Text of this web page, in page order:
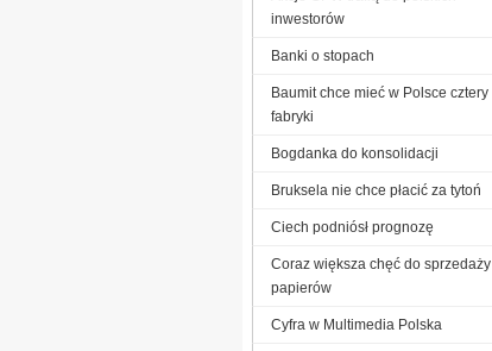
inwestorów
Banki o stopach
Baumit chce mieć w Polsce cztery
fabryki
Bogdanka do konsolidacji
Bruksela nie chce płacić za tytoń
Ciech podniósł prognozę
Coraz większa chęć do sprzedaży
papierów
Cyfra w Multimedia Polska